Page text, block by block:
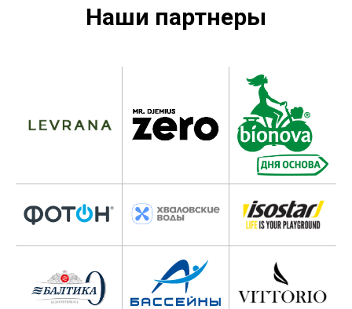
Наши партнеры